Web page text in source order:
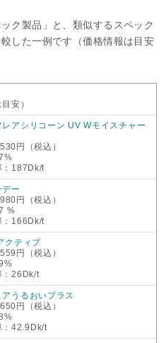
ク製品」と、類似するスペック
した一例です（価格情報は目安
安）
レアシリコーン UV Wモイスチャー
円（税込）
：187Dk/t
ー
円（税込）
%
：166Dk/t
クティブ
円（税込）
：26Dk/t
うるおいプラス
円（税込）
：42.9Dk/t